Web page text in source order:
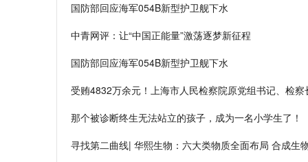
国防部回应海军054B新型护卫舰下水
中青网评：让“中国正能量”激荡逐梦新征程
国防部回应海军054B新型护卫舰下水
受贿4832万余元！上海市人民检察院原党组书记、检察
那个被诊断终生无法站立的孩子，成为一名小学生了！
寻找第二曲线| 华熙生物：六大类物质全面布局 合成生